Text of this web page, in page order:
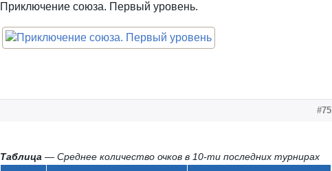
Приключение союза. Первый уровень.
#75
Таблица — Среднее количество очков в 10-ти последних турнирах